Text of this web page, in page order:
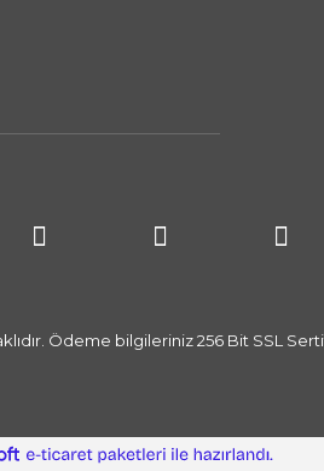
Ödeme bilgileriniz 256 Bit SSL
ideasoft
e-